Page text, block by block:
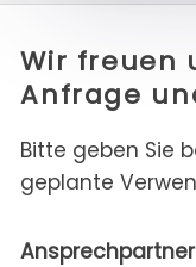
Wir freuen
Anfrage
Bitte geben Sie
geplante